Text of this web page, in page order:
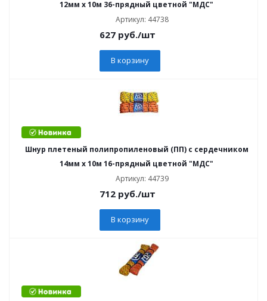
12мм х 10м 36-прядный цветной "МДС"
Артикул: 44738
627 руб./шт
В корзину
Шнур плетеный полипропиленовый (ПП) с сердечником
14мм х 10м 16-прядный цветной "МДС"
Артикул: 44739
712 руб./шт
В корзину